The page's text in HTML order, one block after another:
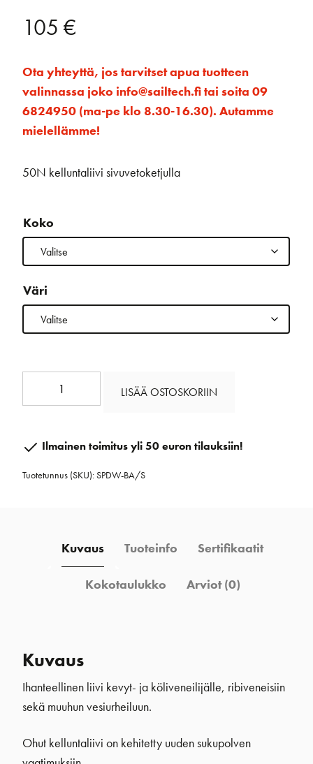
105 €
Ota yhteyttä, jos tarvitset apua tuotteen
valinnassa joko info@sailtech.fi tai soita 09
6824950 (ma-pe klo 8.30-16.30). Autamme
mielellämme!
50N kelluntaliivi sivuvetoketjulla
Koko
Väri
LISÄÄ OSTOSKORIIN
Ilmainen toimitus yli 50 euron tilauksiin!
Tuotetunnus (SKU):SPDW-BA/S
Kuvaus Tuoteinfo Sertifikaatit
Kokotaulukko Arviot (0)
Kuvaus
Ihanteellinen liivi kevyt- ja köliveneilijälle, ribiveneisiin
sekä muuhun vesiurheiluun.
Ohut kelluntaliivi on kehitetty uuden sukupolven